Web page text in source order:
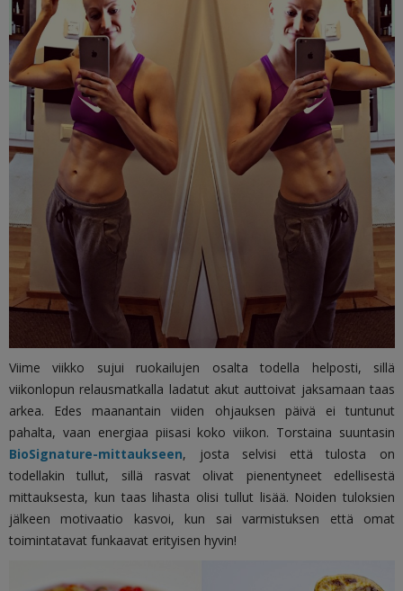
Viime viikko sujui ruokailujen osalta todella helposti, sillä
viikonlopun relausmatkalla ladatut akut auttoivat jaksamaan taas
arkea. Edes maanantain viiden ohjauksen päivä ei tuntunut
pahalta, vaan energiaa piisasi koko viikon. Torstaina suuntasin
BioSignature-mittaukseen, josta selvisi että tulosta on
todellakin tullut, sillä rasvat olivat pienentyneet edellisestä
mittauksesta, kun taas lihasta olisi tullut lisää. Noiden tuloksien
jälkeen motivaatio kasvoi, kun sai varmistuksen että omat
toimintatavat funkaavat erityisen hyvin!